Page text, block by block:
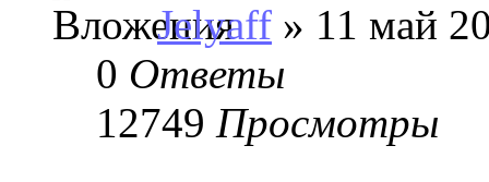
Jelyaff » 11 май
0 Ответы
12749 Просмотры